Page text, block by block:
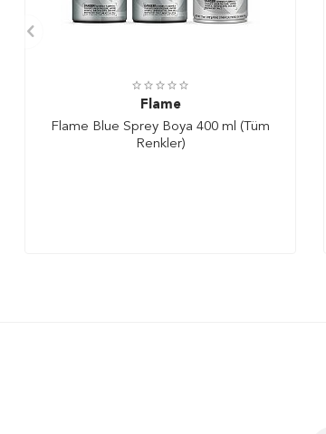
Flame
Flame Blue Sprey Boya 400 ml (Tüm
Renkler)